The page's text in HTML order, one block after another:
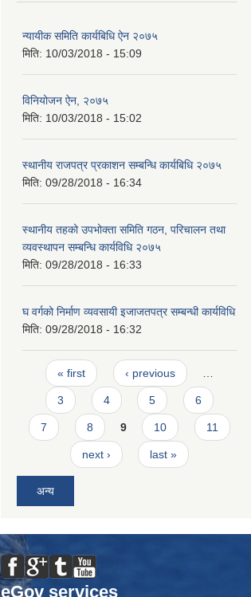
न्यायीक समिति कार्यबिधि ऐन २०७५
मिति: 10/03/2018 - 15:09
विनियोजन ऐन, २०७५
मिति: 10/03/2018 - 15:02
स्थानीय राजपत्र प्रकाशन सम्बन्धि कार्यबिधि २०७५
मिति: 09/28/2018 - 16:34
स्थानीय तहको उपभोक्ता समिति गठन, परिचालन तथा
व्यवस्थापन सम्बन्धि कार्यविधि २०७५
मिति: 09/28/2018 - 16:33
घ वर्गको निर्माण व्यवसायी इजाजतपत्र सम्बन्धी कार्यविधि
मिति: 09/28/2018 - 16:32
Pages
« first ‹ previous
3 4 5 6
7 8 9 10 11
next › last »
अन्य
eGov services